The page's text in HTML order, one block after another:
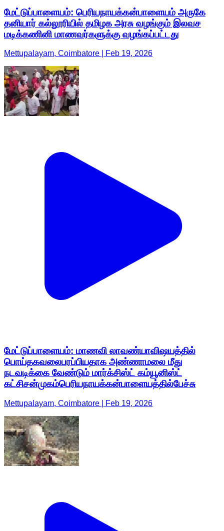
மேட்டுப்பாளையம்: பெரியநாயக்கன்பாளையம் அருகே
தனியார் கல்லூரியில் தமிழக அரசு வழங்கும் இலவச
மடிக்கணினி மாணவர்களுக்கு வழங்கப்பட்டது
Mettupalayam, Coimbatore | Feb 19, 2026
மேட்டுப்பாளையம்: மாணவி லாவண்யாவிஷயத்தில்
பொய்தகவலைபரப்பியதாக அண்ணாமலை மீது
நடவடிக்கை வேண்டும் மார்க்சிஸ்ட் கம்யூனிஸ்ட்
கட்சிசன்முகம்பெரியநாயக்கன்பாளையத்தில்பேச்சு
Mettupalayam, Coimbatore | Feb 19, 2026